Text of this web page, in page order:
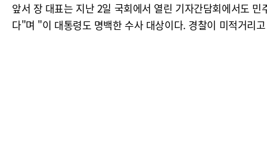
앞서 장 대표는 지난 2일 국회에서 열린 기자간담회에서도
다"며 "이 대통령도 명백한 수사 대상이다. 경찰이 미적거리